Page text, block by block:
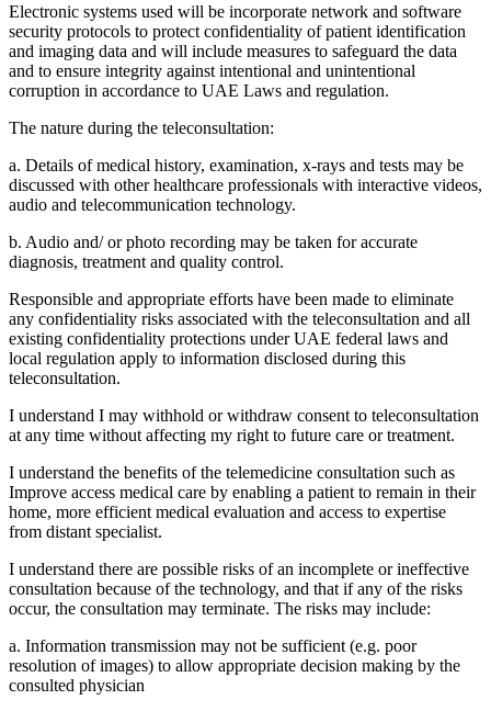
Electronic systems used will be incorporate network and software
security protocols to protect confidentiality of patient identification
and imaging data and will include measures to safeguard the data
and to ensure integrity against intentional and unintentional
corruption in accordance to UAE Laws and regulation.
The nature during the teleconsultation:
a. Details of medical history, examination, x-rays and tests may be
discussed with other healthcare professionals with interactive videos,
audio and telecommunication technology.
b. Audio and/ or photo recording may be taken for accurate
diagnosis, treatment and quality control.
Responsible and appropriate efforts have been made to eliminate
any confidentiality risks associated with the teleconsultation and all
existing confidentiality protections under UAE federal laws and
local regulation apply to information disclosed during this
teleconsultation.
I understand I may withhold or withdraw consent to teleconsultation
at any time without affecting my right to future care or treatment.
I understand the benefits of the telemedicine consultation such as
Improve access medical care by enabling a patient to remain in their
home, more efficient medical evaluation and access to expertise
from distant specialist.
I understand there are possible risks of an incomplete or ineffective
consultation because of the technology, and that if any of the risks
occur, the consultation may terminate. The risks may include:
a. Information transmission may not be sufficient (e.g. poor
resolution of images) to allow appropriate decision making by the
consulted physician